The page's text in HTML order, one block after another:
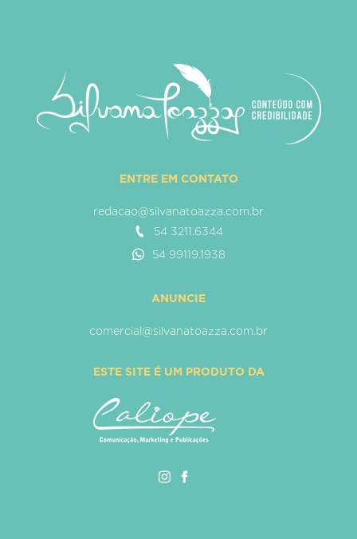
ENTRE EM CONTATO
redacao@silvanatoazza.com.br
54 3211.6344
54 99119.1938
ANUNCIE
comercial@silvanatoazza.com.br
ESTE SITE É UM PRODUTO DA